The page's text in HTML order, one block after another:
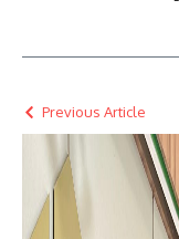
Previous Article